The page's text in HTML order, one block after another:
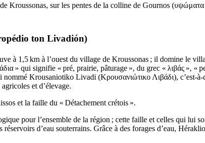
Kroussonas, sur les pentes de la colline de Gournos (υψώματα
ton Livadión)
à 1,5 km à l’ouest du village de Kroussonas ; il domine le
» qui signifie « pré, prairie, pâturage », du grec « λιβάς », «
nommé Krousaniotiko Livadi (Κρουσανιώτικο Λιβάδι), c’est-
et d’élevage.
et la faille du « Détachement crétois ».
pour l’ensemble de la région ; cette faille et celles qui lui
d’eau souterrains. Grâce à des forages d’eau,